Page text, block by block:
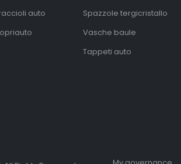
auto
Spazzole tergicristallo
Vasche baule
Tappeti auto